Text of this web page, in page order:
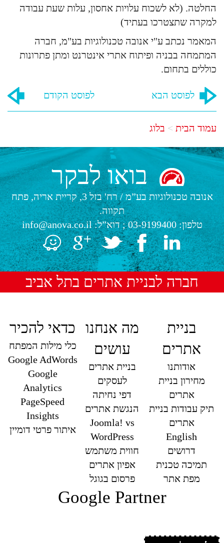
החלטה. (לא לשכוח עלויות אחסון, עלות שעת עבודה
למקרה שתצטרכו בעתיד)
המאמר נכתב ע"י אנובה טכנולוגיות בע"מ, חברה
המתמחה בבניה ופיתוח אתרי אינטרנט ומתן פתרונות
כוללים בתחום.
לפוסט הקודם לפוסט הבא
עמוד הבית בלוג
בואו לבקר
אנובה טכנולוגיות בע”מ/
רח' בזל 3, קריית אריה, פתח
תקווה.
טלפון:03-9199400; דוא”ל:info@anova.co.il
חברה לבניית אתרים בתל אביב
בניית
אתרים
אודותנו
מחירון בניית
אתרים
תיק עבודות בניית
אתרים
English
דרושים
תמיכה טכנית
מפת אתר
מה אנחנו
עושים
בניית אתרים
לעסקים
דפי נחיתה
הנגשת אתרים
Joomla! vs
WordPress
חווית משתמש
אפיון אתרים
פרסום בגוגל
כדאי להכיר
כלי מילות המפתח
Google AdWords
Google
Analytics
PageSpeed
Insights
איתור פרטי דומיין
Google Partner